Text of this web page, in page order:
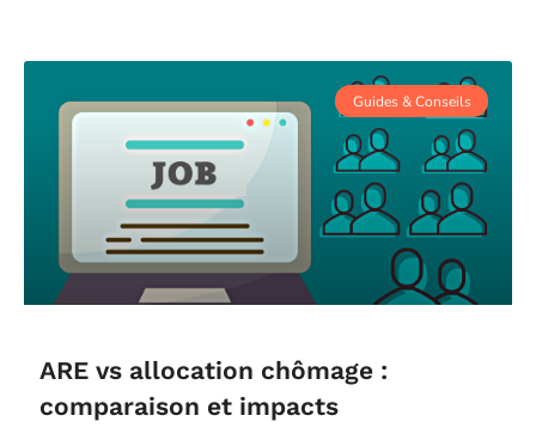
Guides & Conseils
ARE vs allocation chômage :
comparaison et impacts